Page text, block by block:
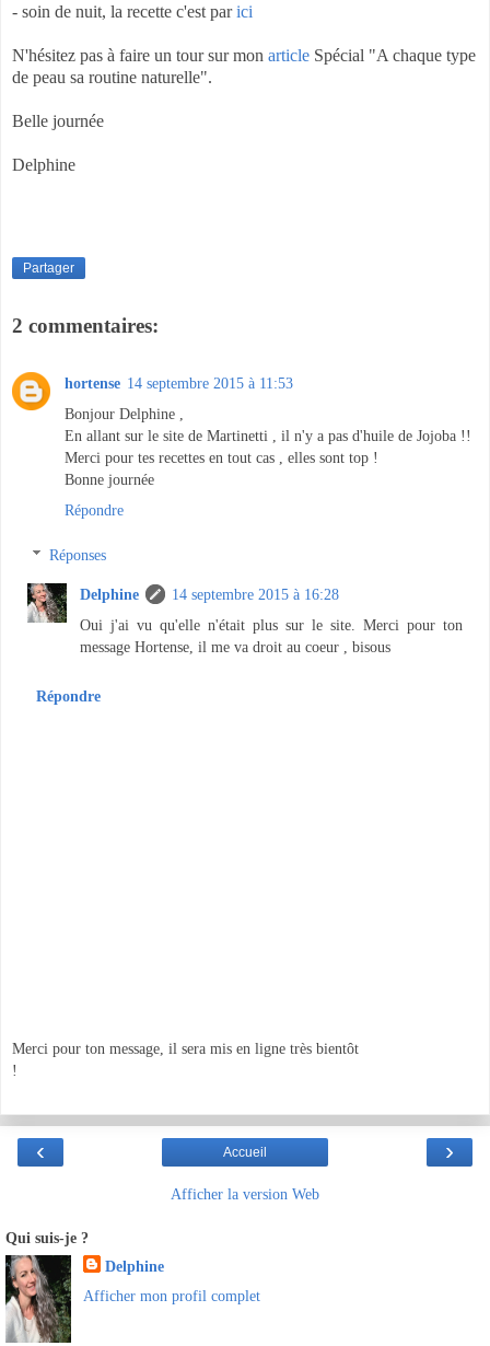
- soin de nuit, la recette c'est parici
N'hésitez pas à faire un tour sur mon article Spécial "A chaque type
de peau sa routine naturelle".
Belle journée
Delphine
Partager
2 commentaires:
hortense 14 septembre 2015 à 11:53
Bonjour Delphine ,
En allant sur le site de Martinetti , il n'y a pas d'huile de Jojoba !!
Merci pour tes recettes en tout cas , elles sont top !
Bonne journée
Répondre
Réponses
Delphine
14 septembre 2015 à 16:28
Oui j'ai vu qu'elle n'était plus sur le site. Merci pour ton
message Hortense, il me va droit au coeur , bisous
Répondre
Merci pour ton message, il sera mis en ligne très bientôt
!
‹ ›
Accueil
Afficher la version Web
Qui suis-je ?
Delphine
Afficher mon profil complet